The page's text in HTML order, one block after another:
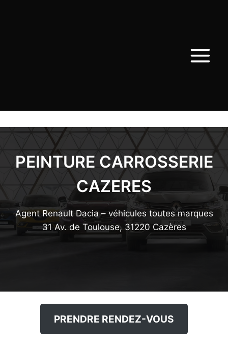
PEINTURE CARROSSERIE
CAZERES
Agent Renault Dacia – véhicules toutes marques
31 Av. de Toulouse, 31220 Cazères
PRENDRE RENDEZ-VOUS